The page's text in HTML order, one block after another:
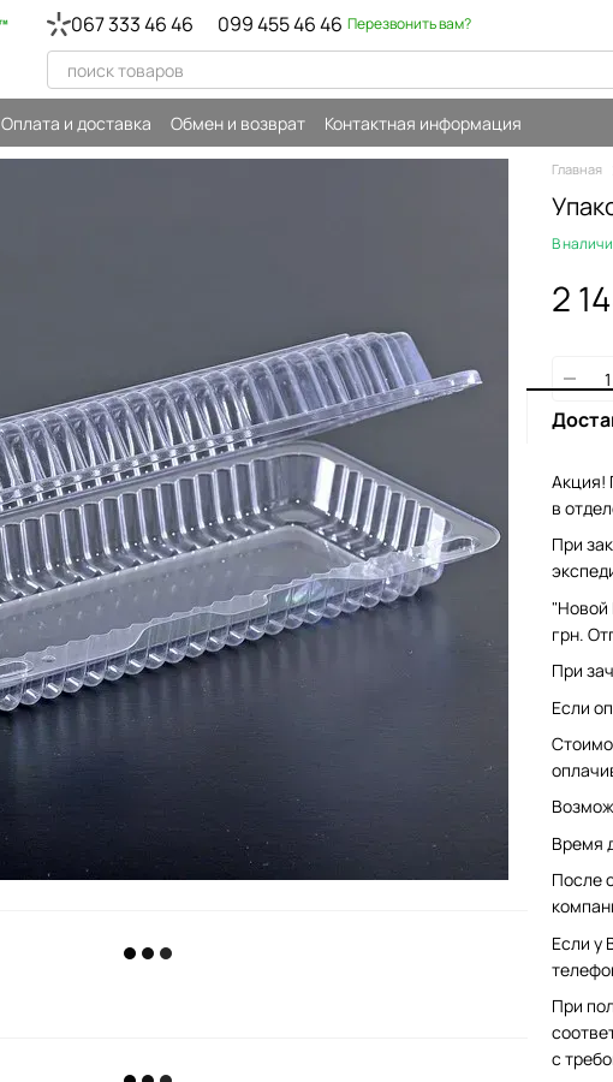
067 333 46 46 099 455 46 46 Перезвонить вам?
Оплата и доставка Обмен и возврат Контактная информация
Главная
В
2
Акция!
в
При
"Новой
грн.
При
Если
Время
После
Если у
При
с